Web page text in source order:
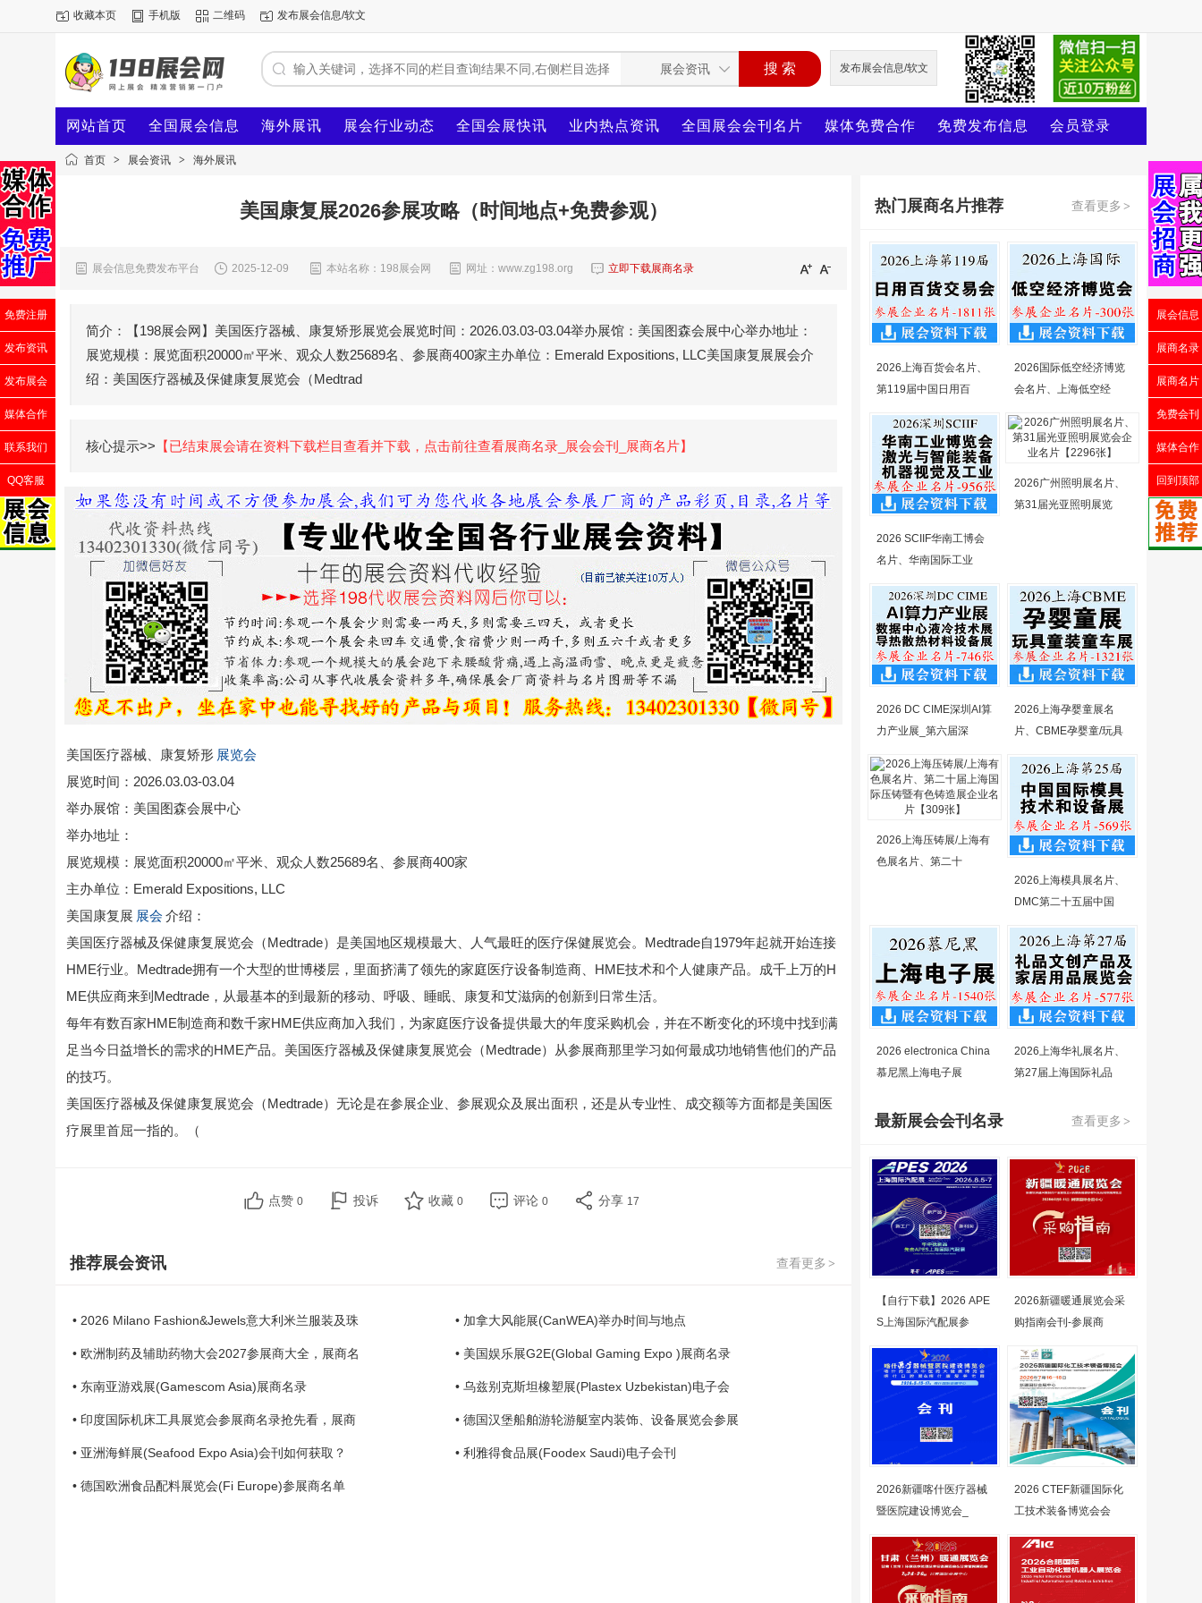
收藏本页 手机版 二维码 发布展会信息/软文
发布展会信息/软文
网站首页 全国展会信息 海外展讯 展会行业动态 全国会展快讯 业内热点资讯 全国展会会刊名片 媒体免费合作 免费发布信息 会员登录
首页 > 展会资讯 > 海外展讯
美国康复展2026参展攻略（时间地点+免费参观）
展会信息免费发布平台 2025-12-09 本站名称：198展会网 网址：www.zg198.org 立即下载展商名录
简介：【198展会网】美国医疗器械、康复矫形展览会展览时间：2026.03.03-03.04举办展馆：美国图森会展中心举办地址：
展览规模：展览面积20000㎡平米、观众人数25689名、参展商400家主办单位：Emerald Expositions, LLC美国康复展展会介
绍：美国医疗器械及保健康复展览会（Medtrad
核心提示>> 【已结束展会请在资料下载栏目查看并下载，点击前往查看展商名录_展会会刊_展商名片】
美国医疗器械、康复矫形 展览会
展览时间：2026.03.03-03.04
举办展馆：美国图森会展中心
举办地址：
展览规模：展览面积20000㎡平米、观众人数25689名、参展商400家
主办单位：Emerald Expositions, LLC
美国康复展 展会 介绍：
美国医疗器械及保健康复展览会（Medtrade）是美国地区规模最大、人气最旺的医疗保健展览会。Medtrade自1979年起就开始连接
HME行业。Medtrade拥有一个大型的世博楼层，里面挤满了领先的家庭医疗设备制造商、HME技术和个人健康产品。成千上万的H
ME供应商来到Medtrade，从最基本的到最新的移动、呼吸、睡眠、康复和艾滋病的创新到日常生活。
每年有数百家HME制造商和数千家HME供应商加入我们，为家庭医疗设备提供最大的年度采购机会，并在不断变化的环境中找到满
足当今日益增长的需求的HME产品。美国医疗器械及保健康复展览会（Medtrade）从参展商那里学习如何最成功地销售他们的产品
的技巧。
美国医疗器械及保健康复展览会（Medtrade）无论是在参展企业、参展观众及展出面积，还是从专业性、成交额等方面都是美国医
疗展里首屈一指的。（
点赞 0 投诉 收藏 0 评论 0 分享 17
查看更多 >
推荐展会资讯
• 2026 Milano Fashion&Jewels意大利米兰服装及珠 • 加拿大风能展(CanWEA)举办时间与地点
• 欧洲制药及辅助药物大会2027参展商大全，展商名 • 美国娱乐展G2E(Global Gaming Expo )展商名录
• 东南亚游戏展(Gamescom Asia)展商名录 • 乌兹别克斯坦橡塑展(Plastex Uzbekistan)电子会
• 印度国际机床工具展览会参展商名录抢先看，展商 • 德国汉堡船舶游轮游艇室内装饰、设备展览会参展
• 亚洲海鲜展(Seafood Expo Asia)会刊如何获取？ • 利雅得食品展(Foodex Saudi)电子会刊
• 德国欧洲食品配料展览会(Fi Europe)参展商名单
查看更多 >
热门展商名片推荐
2026上海百货会名片、
第119届中国日用百
2026国际低空经济博览
会名片、上海低空经
2026 SCIIF华南工博会
名片、华南国际工业
2026广州照明展名片、
第31届光亚照明展览
2026 DC CIME深圳AI算
力产业展_第六届深
2026上海孕婴童展名
片、CBME孕婴童/玩具
2026上海压铸展/上海有
色展名片、第二十
2026上海模具展名片、
DMC第二十五届中国
2026 electronica China
慕尼黑上海电子展
2026上海华礼展名片、
第27届上海国际礼品
查看更多 >
最新展会会刊名录
【自行下载】2026 APE
S上海国际汽配展参
2026新疆暖通展览会采
购指南会刊-参展商
2026新疆喀什医疗器械
暨医院建设博览会_
2026 CTEF新疆国际化
工技术装备博览会会
免费注册
发布资讯
发布展会
媒体合作
联系我们
QQ客服
展会信息
展商名录
展商名片
免费会刊
媒体合作
回到顶部